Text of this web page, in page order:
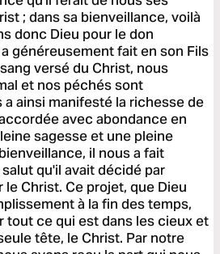
; dans sa bienveillance, voilà
donc Dieu pour le don
généreusement fait en son Fils
versé du Christ, nous
et nos péchés sont
a ainsi manifesté la richesse de
avec abondance en
sagesse et une pleine
il nous a fait
qu'il avait décidé par
le Christ. Ce projet, que Dieu
à la fin des temps,
tout ce qui est dans les cieux et
tête, le Christ. Par notre